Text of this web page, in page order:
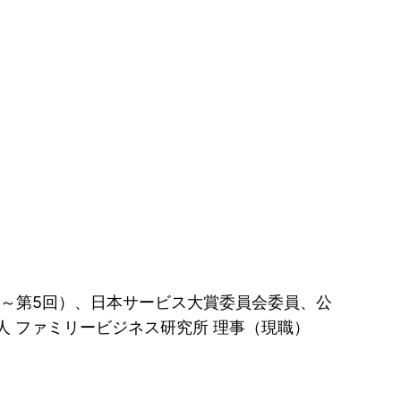
第5回）、日本サービス大賞委員会委員、公
ァミリービジネス研究所 理事（現職）